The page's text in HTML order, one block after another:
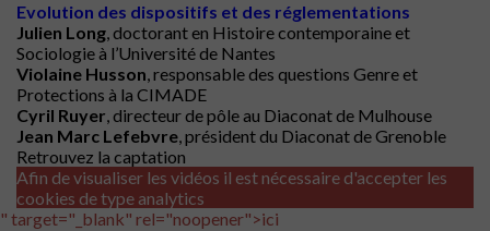
Evolution des dispositifs et des réglementations
Julien Long, doctorant en Histoire contemporaine et
Sociologie à l’Université de Nantes
Violaine Husson, responsable des questions Genre et
Protections à la CIMADE
Cyril Ruyer, directeur de pôle au Diaconat de Mulhouse
Jean Marc Lefebvre, président du Diaconat de Grenoble
Retrouvez la captation
Afin de visualiser les vidéos il est nécessaire d'accepter les
cookies de type analytics
" target="_blank" rel="noopener">ici